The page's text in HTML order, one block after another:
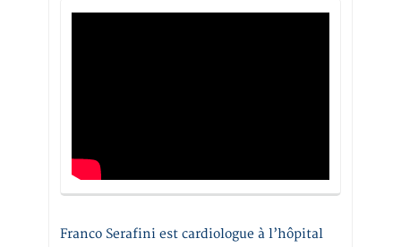
Franco Serafini est cardiologue à l’hôpital